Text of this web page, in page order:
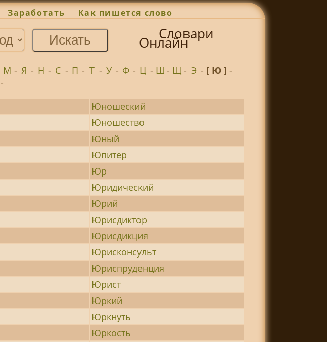
Заработать Как пишется слово
Словари
Онлайн
М - Я - Н - С - П - Т - У - Ф - Ц - Ш - Щ- Э - [ Ю ]-
-
Юношеский
Юношество
Юный
Юпитер
Юр
Юридический
Юрий
Юрисдиктор
Юрисдикция
Юрисконсульт
Юриспруденция
Юрист
Юркий
Юркнуть
Юркость